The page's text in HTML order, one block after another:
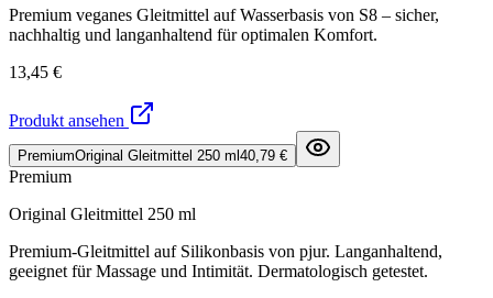
Premium veganes Gleitmittel auf Wasserbasis von S8 – sicher,
nachhaltig und langanhaltend für optimalen Komfort.
13,45 €
Produkt ansehen
PremiumOriginal Gleitmittel 250 ml 40,79 €
Premium
Original Gleitmittel 250 ml
Premium-Gleitmittel auf Silikonbasis von pjur. Langanhaltend,
geeignet für Massage und Intimität. Dermatologisch getestet.